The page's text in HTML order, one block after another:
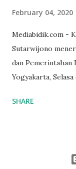
February 04, 2020
Mediabidik.com -
Sutarwijono
dan Pemerintahan
Yogyakarta,
memperkuat
Peneleh. Juga,
SHARE